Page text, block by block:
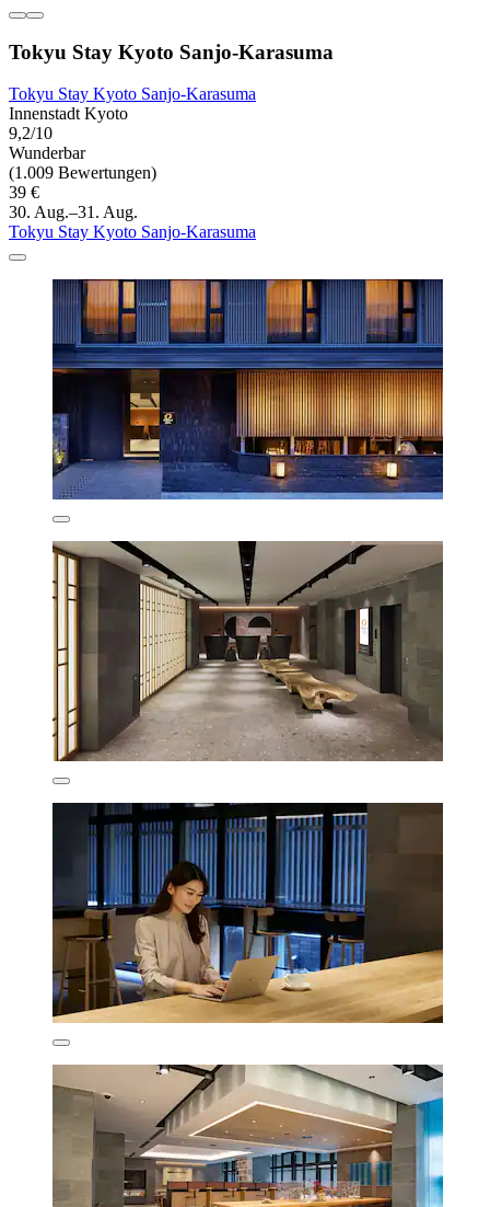
Tokyu Stay Kyoto Sanjo-Karasuma
Tokyu Stay Kyoto Sanjo-Karasuma
Innenstadt Kyoto
9,2/10
Wunderbar
(1.009 Bewertungen)
39 €
30. Aug.–31. Aug.
Tokyu Stay Kyoto Sanjo-Karasuma